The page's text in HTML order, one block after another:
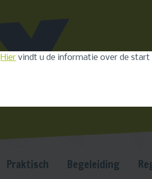
Hier vindt u de informatie over de start
Praktisch Begeleiding